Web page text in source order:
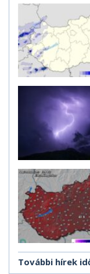
További hírek